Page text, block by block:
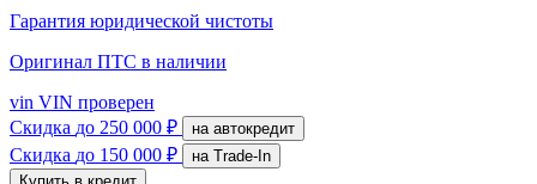
Гарантия юридической чистоты
Оригинал ПТС в наличии
vin VIN проверен
Скидка до 250 000 ₽ на автокредит
Скидка до 150 000 ₽
на Trade-In